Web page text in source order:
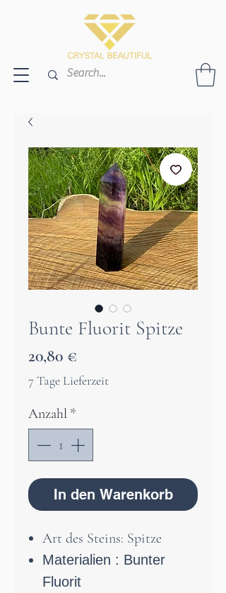
Bunte Fluorit Spitze
20,80 €
7 Tage Lieferzeit
Anzahl *
In den Warenkorb
Art des Steins: Spitze
Materialien : Bunter
Fluorit